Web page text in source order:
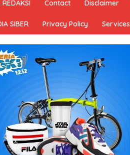
Contact Disclaimer
SIBER Privacy Policy Services